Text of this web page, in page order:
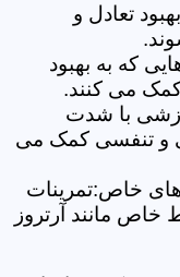
تعادل و
که به بهبود
می کنند.
با شدت
و تنفسی کمک می
خاص:تمرینات
مانند آرتروز